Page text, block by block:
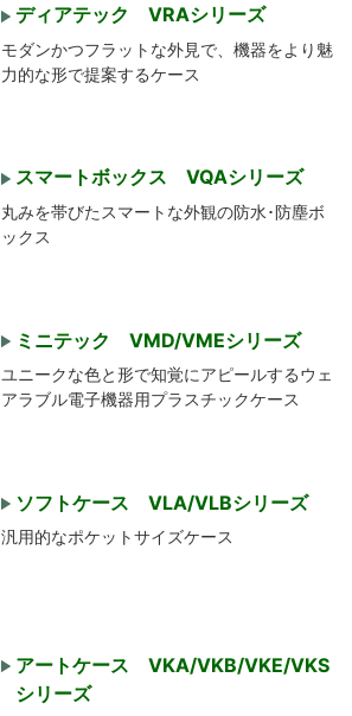
ディアテック VRAシリーズ
モダンかつフラットな外見で、機器をより魅
力的な形で提案するケース
スマートボックス VQAシリーズ
丸みを帯びたスマートな外観の防水･防塵ボ
ックス
ミニテック VMD/VMEシリーズ
ユニークな色と形で知覚にアピールするウェ
アラブル電子機器用プラスチックケース
ソフトケース VLA/VLBシリーズ
汎用的なポケットサイズケース
アートケース VKA/VKB/VKE/VKS
シリーズ